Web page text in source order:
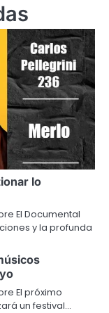
lo
El Documental
y la profunda
El próximo
un festival…